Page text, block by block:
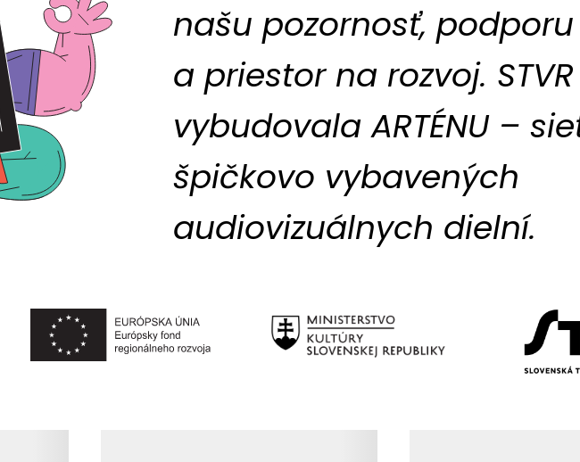
našu pozornosť, podporu
a priestor na rozvoj.
vybudovala ARTÉNU –
špičkovo vybavených
audiovizuálnych dielní.